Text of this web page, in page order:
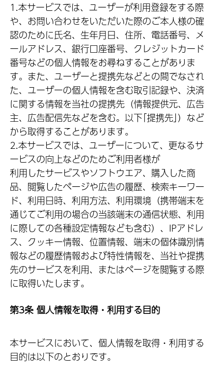
1.本サービスでは、ユーザーが利用登録をする際
や、お問い合わせをいただいた際のご本人様の確
認のために氏名、生年月日、住所、電話番号、メ
ールアドレス、銀行口座番号、クレジットカード
番号などの個人情報をお尋ねすることがありま
す。また、ユーザーと提携先などとの間でなされ
た、ユーザーの個人情報を含む取引記録や、決済
に関する情報を当社の提携先（情報提供元、広告
主、広告配信先などを含む。以下｢提携先｣）など
から取得することがあります。
2.本サービスでは、ユーザーについて、更なるサ
ービスの向上などのためご利用者様が
利用したサービスやソフトウエア、購入した商
品、閲覧したページや広告の履歴、検索キーワー
ド、利用日時、利用方法、利用環境（携帯端末を
通じてご利用の場合の当該端末の通信状態、利用
に際しての各種設定情報なども含む）、IPアドレ
ス、クッキー情報、位置情報、端末の個体識別情
報などの履歴情報および特性情報を、当社や提携
先のサービスを利用、またはページを閲覧する際
に取得いたします。
第3条 個人情報を取得・利用する目的
本サービスにおいて、個人情報を取得・利用する
目的は以下のとおりです。